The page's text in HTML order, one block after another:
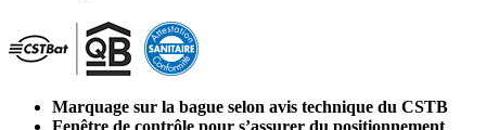
Marquage sur la bague selon avis technique du CSTB
Fenêtre de contrôle pour s’assurer du positionnement